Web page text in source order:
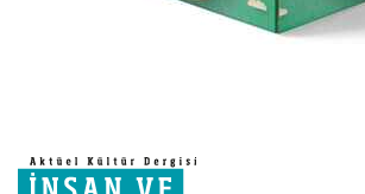
Resim
galerisinin